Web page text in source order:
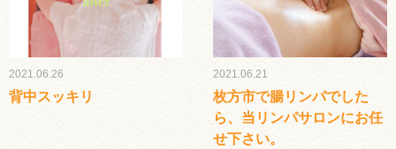
2021.06.26
背中スッキリ
2021.06.21
枚方市で腸リンパでした
ら、当リンパサロンにお任
せ下さい。